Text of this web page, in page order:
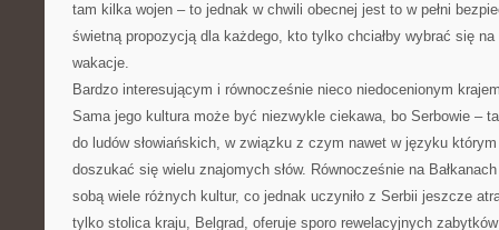
tam kilka wojen – to jednak w chwili obecnej jest to w pełni
świetną propozycją dla każdego, kto tylko chciałby wybrać się
wakacje.
Bardzo interesującym i równocześnie nieco niedocenionym
Sama jego kultura może być niezwykle ciekawa, bo Serbowie –
do ludów słowiańskich, w związku z czym nawet w języku
doszukać się wielu znajomych słów. Równocześnie na
sobą wiele różnych kultur, co jednak uczyniło z Serbii jeszcze
tylko stolica kraju, Belgrad, oferuje sporo rewelacyjnych